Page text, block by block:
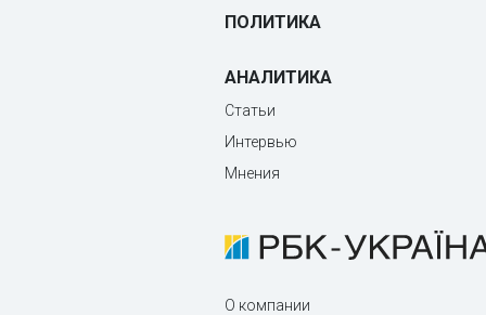
ПОЛИТИКА
АНАЛИТИКА
Статьи
Интервью
Мнения
О компании